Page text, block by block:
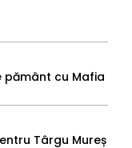
pământ cu Mafia
Târgu Mureș